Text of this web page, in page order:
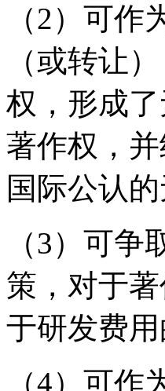
（2）可
（或转让
权，形成
著作权，
国际公认的
（3）可
策，对于
于研发费
（4）可